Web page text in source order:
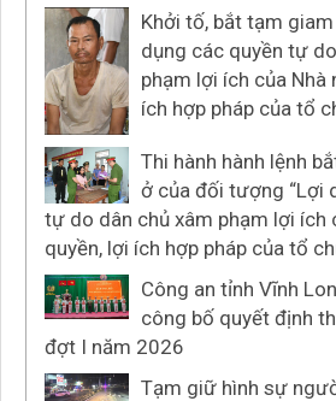
Khởi tố, bắt tạm
dụng các quyền tự
phạm lợi ích của Nhà
ích hợp pháp của tổ
Thi hành hành lệnh
ở của đối tượng “Lợi
tự do dân chủ xâm phạm lợi ích
quyền, lợi ích hợp pháp của tổ
Công an tỉnh Vĩnh
công bố quyết định
đợt I năm 2026
Tạm giữ hình sự